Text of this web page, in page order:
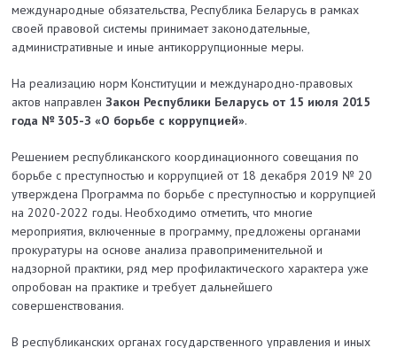
международные обязательства, Республика Беларусь в рамках
своей правовой системы принимает законодательные,
административные и иные антикоррупционные меры.
На реализацию норм Конституции и международно-правовых
актов направлен Закон Республики Беларусь от 15 июля 2015
года № 305-З «О борьбе с коррупцией».
Решением республиканского координационного совещания по
борьбе с преступностью и коррупцией от 18 декабря 2019 № 20
утверждена Программа по борьбе с преступностью и коррупцией
на 2020-2022 годы. Необходимо отметить, что многие
мероприятия, включенные в программу, предложены органами
прокуратуры на основе анализа правоприменительной и
надзорной практики, ряд мер профилактического характера уже
опробован на практике и требует дальнейшего
совершенствования.
В республиканских органах государственного управления и иных